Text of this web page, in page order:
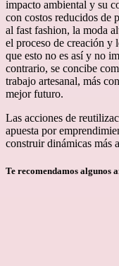
impacto ambiental y su
con costos reducidos de
al fast fashion, la moda
el proceso de creación y
que esto no es así y no
contrario, se concibe
trabajo artesanal, más
mejor futuro.
Las acciones de
apuesta por
construir dinámicas más
Te recomendamos algunos